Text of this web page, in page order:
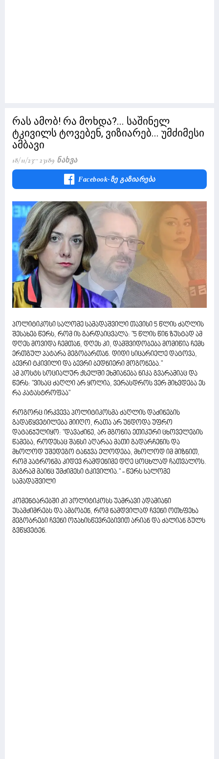
რას ამობ! რა მოხდა?... საშინელ
ტკივილს ტოვებენ, ვიზიარებ... უმძიმესი
ამბავი
18/11/23 23189 Ნახვა
Facebook-Ზე Გაზიარება
პოლიტიკოსი სალომე სამადაშვილი თავისი 5 წლის ძაღლის
შესახებ წერს, რომ ის გარდაიცვალა: "5 წლის წინ ზუსტად ამ
დღეს მოვიდა ჩემთან, დღეს კი, დამშვიდობება მომიწია ჩემს
ერთგულ პატარა მეგობართან. დიდი სიცარიელე დატოვა,
ბევრი ტკივილი და ბევრი ბედნიერი მოგონება."
ამ პოსტს სოციალურ ქსელში ეხმიანება ნიკა გვარამიაც და
წერს: "ვისაც ძაღლი არ ყოლია, ვერასდროს ვერ მიხვდება ეს
რა კატასტროფაა"
როგორც ირკვევა პოლიტიკოსმა ძაღლის დაძინების
გადაწყვეტილება მიიღო, რათა არ უნდოდა უფრო
დატანჯულიყო: "დავაძინე, არ მგონია ეთიკური ცხოველების
წამება, როდესაც შანსი აღარაა მათი გადარჩენის და
მხოლოდ უშედეგო ტანჯვა ელოდება, მხოლოდ იმ მიზნით,
რომ პატრონმა კიდევ რამდენიმე დღე ცოცხლად ჩათვალოს.
მაგრამ მაინც უმძიმესი ტკივილია." - წერს სალომე
სამადაშვილი
კომენტარებში კი პოლიტიკოსს უამრავი ადამიანი
უსამძიმრებს და ამბობენ, რომ ნამდვილად ჩვენი ოთხფეხა
მეგობრები ჩვენი ოჯახისწევრებივით არიან და ძალიან გულს
გვწყვეტენ.